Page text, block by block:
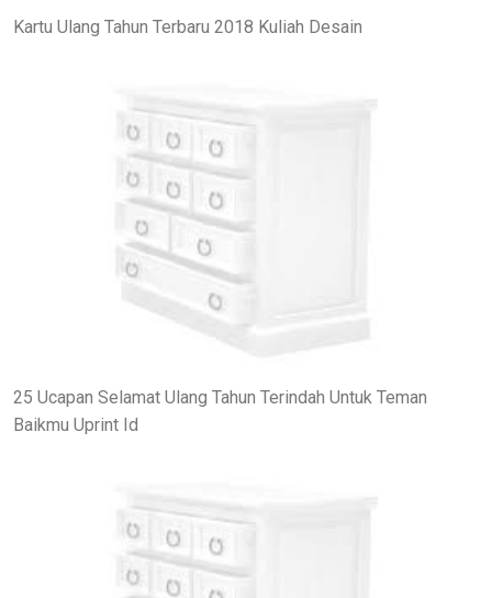
Kartu Ulang Tahun Terbaru 2018 Kuliah Desain
25 Ucapan Selamat Ulang Tahun Terindah Untuk Teman
Baikmu Uprint Id